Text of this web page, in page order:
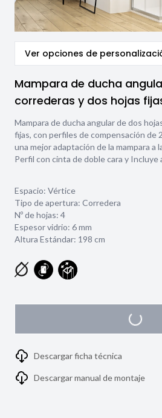
Ver opciones de
Mampara de ducha
correderas y dos hojas
Mampara de ducha angular de dos
fijas, con perfiles de compensación de
una mejor adaptación de la mampara a
Perfil con cinta de doble cara y Incluye
Espacio: Vértice
Tipo de apertura: Corredera
Nº de hojas: 4
Espesor vidrio: 6 mm
Altura Estándar: 198 cm
Descargar ficha técnica
Descargar manual de montaje